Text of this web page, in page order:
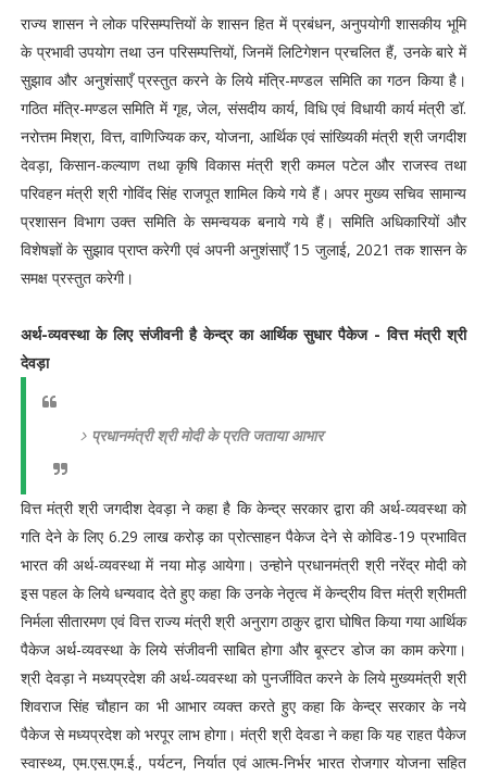
राज्य शासन ने लोक परिसम्पत्तियों के शासन हित में प्रबंधन, अनुपयोगी शासकीय भूमि
के प्रभावी उपयोग तथा उन परिसम्पत्तियों, जिनमें लिटिगेशन प्रचलित हैं, उनके बारे में
सुझाव और अनुशंसाएँ प्रस्तुत करने के लिये मंत्रि-मण्डल समिति का गठन किया है।
गठित मंत्रि-मण्डल समिति में गृह, जेल, संसदीय कार्य, विधि एवं विधायी कार्य मंत्री डॉ.
नरोत्तम मिश्रा, वित्त, वाणिज्यिक कर, योजना, आर्थिक एवं सांख्यिकी मंत्री श्री जगदीश
देवड़ा, किसान-कल्याण तथा कृषि विकास मंत्री श्री कमल पटेल और राजस्व तथा
परिवहन मंत्री श्री गोविंद सिंह राजपूत शामिल किये गये हैं। अपर मुख्य सचिव सामान्य
प्रशासन विभाग उक्त समिति के समन्वयक बनाये गये हैं। समिति अधिकारियों और
विशेषज्ञों के सुझाव प्राप्त करेगी एवं अपनी अनुशंसाएँ 15 जुलाई, 2021 तक शासन के
समक्ष प्रस्तुत करेगी।
अर्थ-व्यवस्था के लिए संजीवनी है केन्द्र का आर्थिक सुधार पैकेज - वित्त मंत्री श्री
देवड़ा
प्रधानमंत्री श्री मोदी के प्रति जताया आभार
वित्त मंत्री श्री जगदीश देवड़ा ने कहा है कि केन्द्र सरकार द्वारा की अर्थ-व्यवस्था को
गति देने के लिए 6.29 लाख करोड़ का प्रोत्साहन पैकेज देने से कोविड-19 प्रभावित
भारत की अर्थ-व्यवस्था में नया मोड़ आयेगा। उन्होने प्रधानमंत्री श्री नरेंद्र मोदी को
इस पहल के लिये धन्यवाद देते हुए कहा कि उनके नेतृत्व में केन्द्रीय वित्त मंत्री श्रीमती
निर्मला सीतारमण एवं वित्त राज्य मंत्री श्री अनुराग ठाकुर द्वारा घोषित किया गया आर्थिक
पैकेज अर्थ-व्यवस्था के लिये संजीवनी साबित होगा और बूस्टर डोज का काम करेगा।
श्री देवड़ा ने मध्यप्रदेश की अर्थ-व्यवस्था को पुनर्जीवित करने के लिये मुख्यमंत्री श्री
शिवराज सिंह चौहान का भी आभार व्यक्त करते हुए कहा कि केन्द्र सरकार के नये
पैकेज से मध्यप्रदेश को भरपूर लाभ होगा। मंत्री श्री देवडा ने कहा कि यह राहत पैकेज
स्वास्थ्य, एम.एस.एम.ई., पर्यटन, निर्यात एवं आत्म-निर्भर भारत रोजगार योजना सहित